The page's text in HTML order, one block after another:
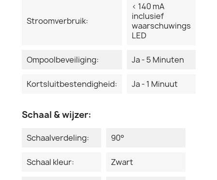
Stroomverbruik:
< 140 mA
inclusief
waarschuwings
LED
Ompoolbeveiliging: Ja - 5 Minuten
Kortsluitbestendigheid: Ja - 1 Minuut
Schaal & wijzer:
Schaalverdeling: 90°
Schaal kleur: Zwart